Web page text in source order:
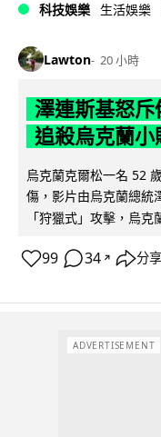
科技娛樂 生活娛樂
Lawton 20 小時
澤連斯基怒
追殺烏克蘭
烏克蘭克爾松一名 52
傷，影片由烏克蘭總統
「狩獵式」攻擊，烏克
99 34 ↗ 分享
ADVERTISEMENT